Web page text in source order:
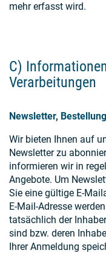
mehr erfasst wird.
C)
Verarbeitungen
Newsletter,
Wir bieten Ihnen auf
Newsletter zu
informieren wir in
Angebote. Um
Sie eine gültige E-
E-Mail-Adresse
tatsächlich der
sind bzw. deren
Ihrer Anmeldung